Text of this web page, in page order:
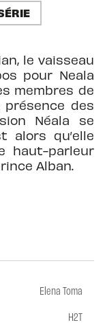
le vaisseau
pour Neala
membres de
présence des
Néala se
alors qu’elle
haut-parleur
Alban.
Elena Toma
H2T